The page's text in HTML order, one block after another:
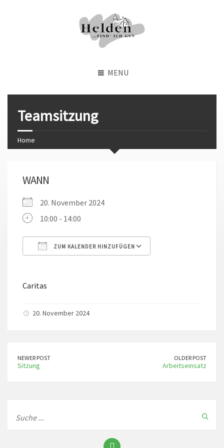
MENU
Teamsitzung
Home
WANN
20. November 2024
10:00 - 14:00
ZUM KALENDER HINZUFÜGEN
Caritas
20. November 2024
NEWER POST
Sitzung
OLDER POST
Arbeitseinsatz